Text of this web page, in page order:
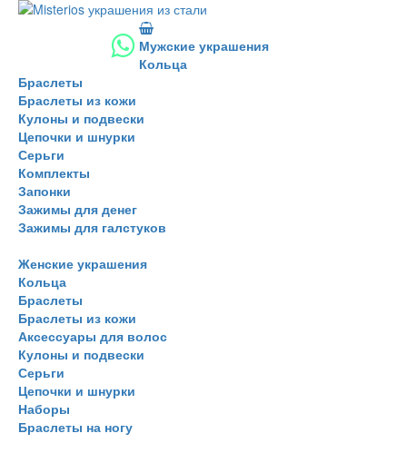
Мужские украшения
Кольца
Браслеты
Браслеты из кожи
Кулоны и подвески
Цепочки и шнурки
Серьги
Комплекты
Запонки
Зажимы для денег
Зажимы для галстуков
Женские украшения
Кольца
Браслеты
Браслеты из кожи
Аксессуары для волос
Кулоны и подвески
Серьги
Цепочки и шнурки
Наборы
Браслеты на ногу